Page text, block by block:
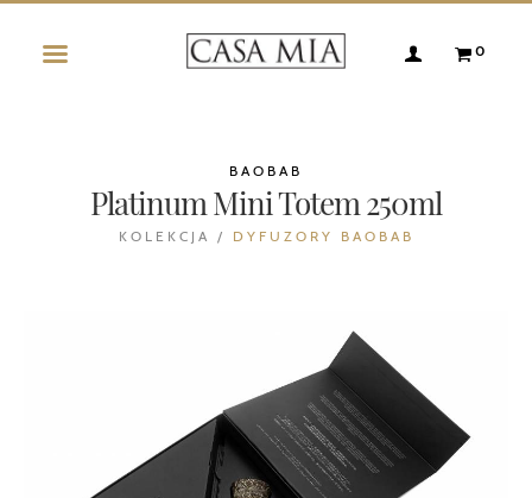
0
BAOBAB
Platinum Mini Totem 250ml
KOLEKCJA / DYFUZORY BAOBAB